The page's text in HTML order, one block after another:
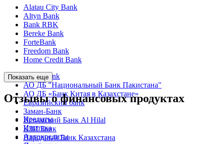
Alatau City Bank
Altyn Bank
Bank RBK
Bereke Bank
ForteBank
Freedom Bank
Home Credit Bank
Kaspi Bank
АО ДБ "Национальный Банк Пакистана"
АО ДБ «Банк Китая в Казахстане»
Евразийский банк
Заман-Банк
Исламский Банк Al Hilal
КЗИ Банк
Народный Банк Казахстана
Показать еще
Отзывы о финансовых продуктах
Кредиты
Ипотека
Автокредиты